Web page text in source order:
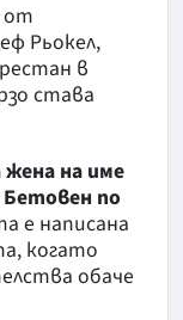
от
Рьокел,
в
става
жена на име
по
е написана
когато
обаче